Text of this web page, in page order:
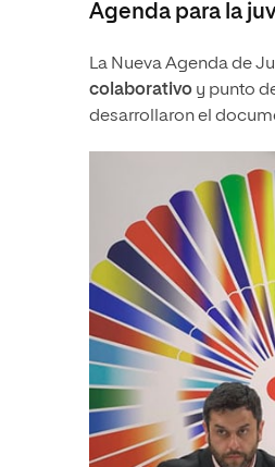
Agenda para la
La Nueva Agenda de
colaborativo y punto
desarrollaron el